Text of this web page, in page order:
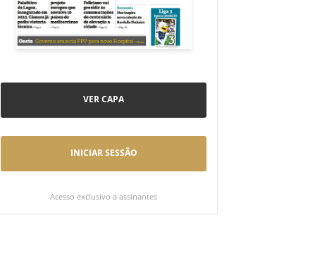
VER CAPA
INICIAR SESSÃO
Acesso exclusivo a assinantes